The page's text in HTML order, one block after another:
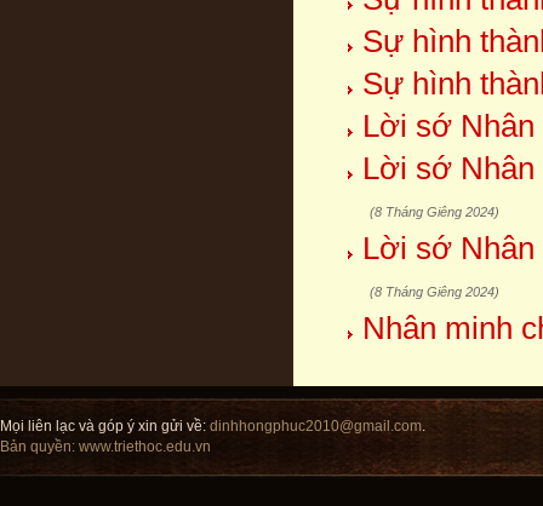
Sự hình
Sự hình
Lời sớ Nhân
Lời sớ Nhân
(8 Tháng Giêng 2024)
Lời sớ Nhân
(8 Tháng Giêng 2024)
Nhân minh
Mọi liên lạc và góp ý xin gửi về: dinhhongphuc2010@gmail.com.
Bản quyền: www.triethoc.edu.vn